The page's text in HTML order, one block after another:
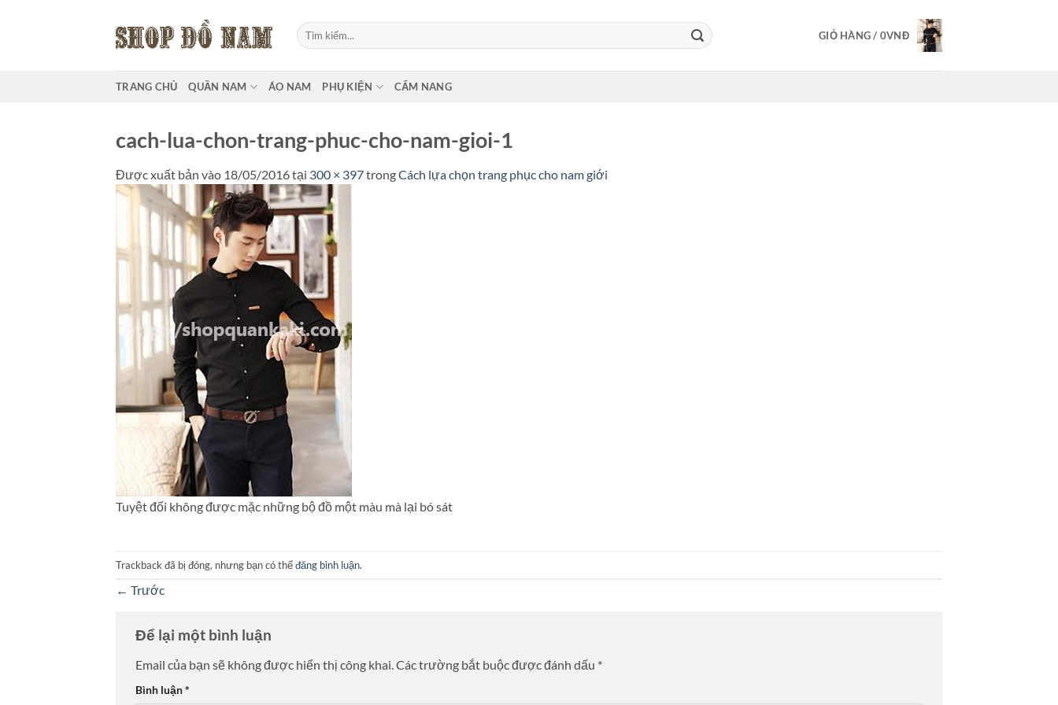
Tìm
kiếm:
GIỎ HÀNG / 0VNĐ
TRANG CHỦ QUẦN NAM ÁO NAM PHỤ KIỆN CẨM NANG
cach-lua-chon-trang-phuc-cho-nam-gioi-1
Được xuất bản vào 18/05/2016tại 300 × 397trongCách lựa chọn trang phục cho nam giới
Tuyệt đối không được mặc những bộ đồ một màu mà lại bó sát
Trackback đã bị đóng, nhưng bạn có thểđăng bình luận.
← Trước
Để lại một bình luận
Email của bạn sẽ không được hiển thị công khai.Các trường bắt buộc được đánh dấu *
Bình luận*